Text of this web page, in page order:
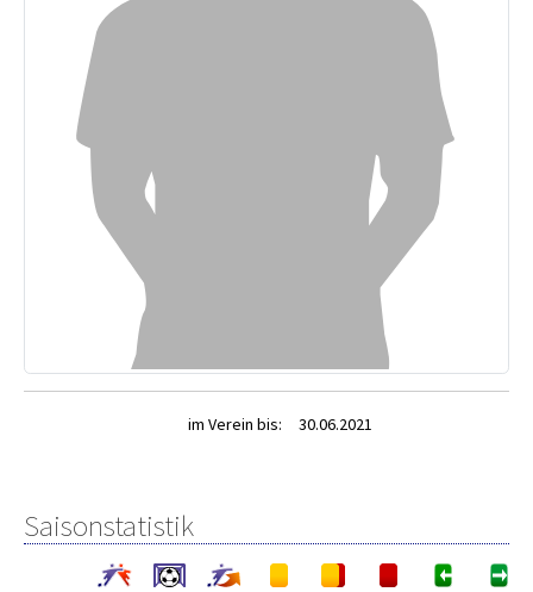
im Verein bis: 30.06.2021
Saisonstatistik